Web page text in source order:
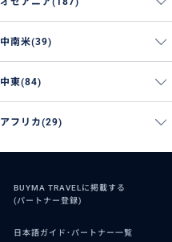
中南米(39)
中東(84)
アフリカ(29)
BUYMA TRAVELに掲載する
(パートナー登録)
日本語ガイド･パートナー一覧